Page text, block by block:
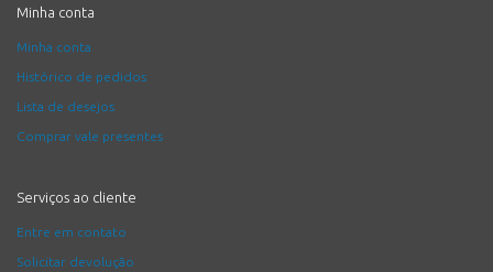
Minha conta
Minha conta
Histórico de pedidos
Lista de desejos
Comprar vale presentes
Serviços ao cliente
Entre em contato
Solicitar devolução